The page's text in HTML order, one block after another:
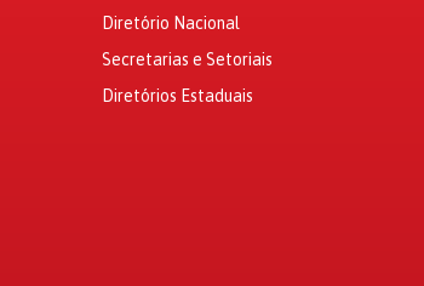
Diretório Nacional
Secretarias e Setoriais
Diretórios Estaduais